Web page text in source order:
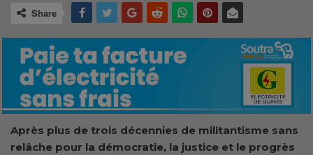
Share
Après plus de trois décennies de militantisme sans
relâche pour la démocratie, la justice et le progrès